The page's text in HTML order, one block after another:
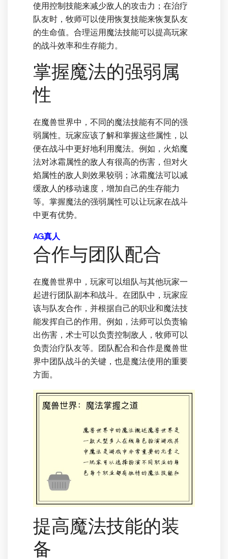
使用控制技能来减少敌人的攻击力；在治疗
队友时，牧师可以使用恢复技能来恢复队友
的生命值。合理运用魔法技能可以提高玩家
的战斗效率和生存能力。
掌握魔法的强弱属
性
在魔兽世界中，不同的魔法技能有不同的强
弱属性。玩家应该了解和掌握这些属性，以
便在战斗中更好地利用魔法。例如，火焰魔
法对冰霜属性的敌人有很高的伤害，但对火
焰属性的敌人则效果较弱；冰霜魔法可以减
缓敌人的移动速度，增加自己的生存能力
等。掌握魔法的强弱属性可以让玩家在战斗
中更有优势。
AG真人
合作与团队配合
在魔兽世界中，玩家可以组队与其他玩家一
起进行团队副本和战斗。在团队中，玩家应
该与队友合作，并根据自己的职业和魔法技
能发挥自己的作用。例如，法师可以负责输
出伤害，术士可以负责控制敌人，牧师可以
负责治疗队友等。团队配合和合作是魔兽世
界中团队战斗的关键，也是魔法使用的重要
方面。
提高魔法技能的装
备